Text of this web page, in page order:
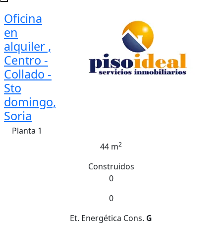
Oficina
en
alquiler ,
Centro -
Collado -
Sto
domingo,
Soria
Planta 1
44 m2
Construidos
0
0
Et. Energética Cons. G